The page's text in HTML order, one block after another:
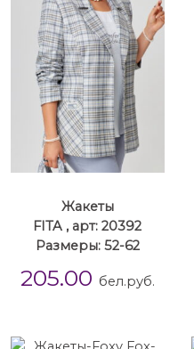
Жакеты
FITA , арт: 20392
Размеры: 52-62
205.00 бел.руб.